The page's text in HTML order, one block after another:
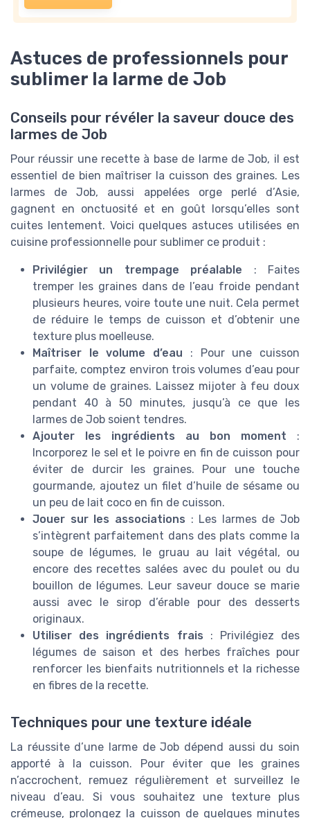
Astuces de professionnels pour
sublimer la larme de Job
Conseils pour révéler la saveur douce des
larmes de Job
Pour réussir une recette à base de larme de Job, il est
essentiel de bien maîtriser la cuisson des graines. Les
larmes de Job, aussi appelées orge perlé d’Asie,
gagnent en onctuosité et en goût lorsqu’elles sont
cuites lentement. Voici quelques astuces utilisées en
cuisine professionnelle pour sublimer ce produit :
Privilégier un trempage préalable : Faites
tremper les graines dans de l’eau froide pendant
plusieurs heures, voire toute une nuit. Cela permet
de réduire le temps de cuisson et d’obtenir une
texture plus moelleuse.
Maîtriser le volume d’eau : Pour une cuisson
parfaite, comptez environ trois volumes d’eau pour
un volume de graines. Laissez mijoter à feu doux
pendant 40 à 50 minutes, jusqu’à ce que les
larmes de Job soient tendres.
Ajouter les ingrédients au bon moment :
Incorporez le sel et le poivre en fin de cuisson pour
éviter de durcir les graines. Pour une touche
gourmande, ajoutez un filet d’huile de sésame ou
un peu de lait coco en fin de cuisson.
Jouer sur les associations : Les larmes de Job
s’intègrent parfaitement dans des plats comme la
soupe de légumes, le gruau au lait végétal, ou
encore des recettes salées avec du poulet ou du
bouillon de légumes. Leur saveur douce se marie
aussi avec le sirop d’érable pour des desserts
originaux.
Utiliser des ingrédients frais : Privilégiez des
légumes de saison et des herbes fraîches pour
renforcer les bienfaits nutritionnels et la richesse
en fibres de la recette.
Techniques pour une texture idéale
La réussite d’une larme de Job dépend aussi du soin
apporté à la cuisson. Pour éviter que les graines
n’accrochent, remuez régulièrement et surveillez le
niveau d’eau. Si vous souhaitez une texture plus
crémeuse, prolongez la cuisson de quelques minutes